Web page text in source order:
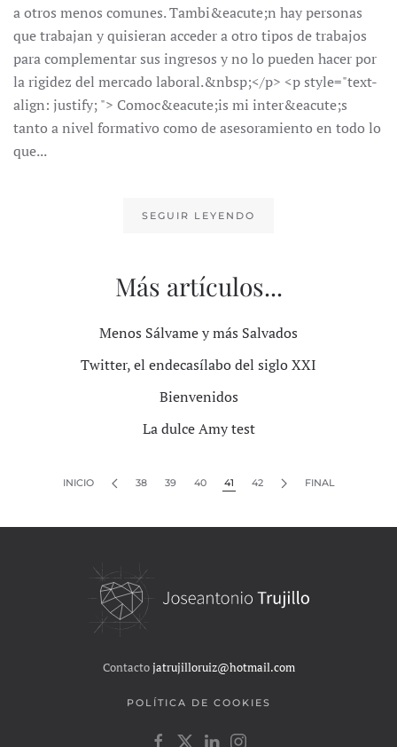
a otros menos comunes. Tambi&eacute;n hay personas
que trabajan y quisieran acceder a otro tipos de trabajos
para complementar sus ingresos y no lo pueden hacer por
la rigidez del mercado laboral.&nbsp;</p> <p style="text-
align: justify; "> Comoc&eacute;is mi inter&eacute;s
tanto a nivel formativo como de asesoramiento en todo lo
que...
SEGUIR LEYENDO
Más artículos...
Menos Sálvame y más Salvados
Twitter, el endecasílabo del siglo XXI
Bienvenidos
La dulce Amy test
INICIO 38 39 40 41 42 FINAL
Contactojatrujilloruiz@hotmail.com
POLÍTICA DE COOKIES